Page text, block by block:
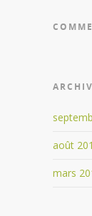
août
mars